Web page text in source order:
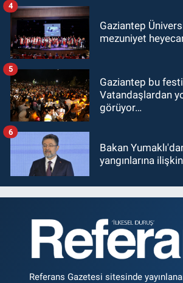
Gaziantep
mezuniyet
4
Gaziantep bu
Vatandaşlardan
görüyor…
5
Bakan
yangınlarına
6
Referans Gazetesi sitesinde